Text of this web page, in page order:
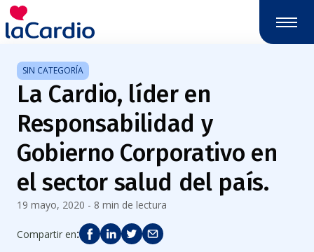
Nota:
este
sitio
web
incluye
accesibilidad.
SIN CATEGORÍA
La Cardio, líder en
Responsabilidad y
Gobierno Corporativo en
el sector salud del país.
19 mayo, 2020 - 8 min de lectura
Compartir en: